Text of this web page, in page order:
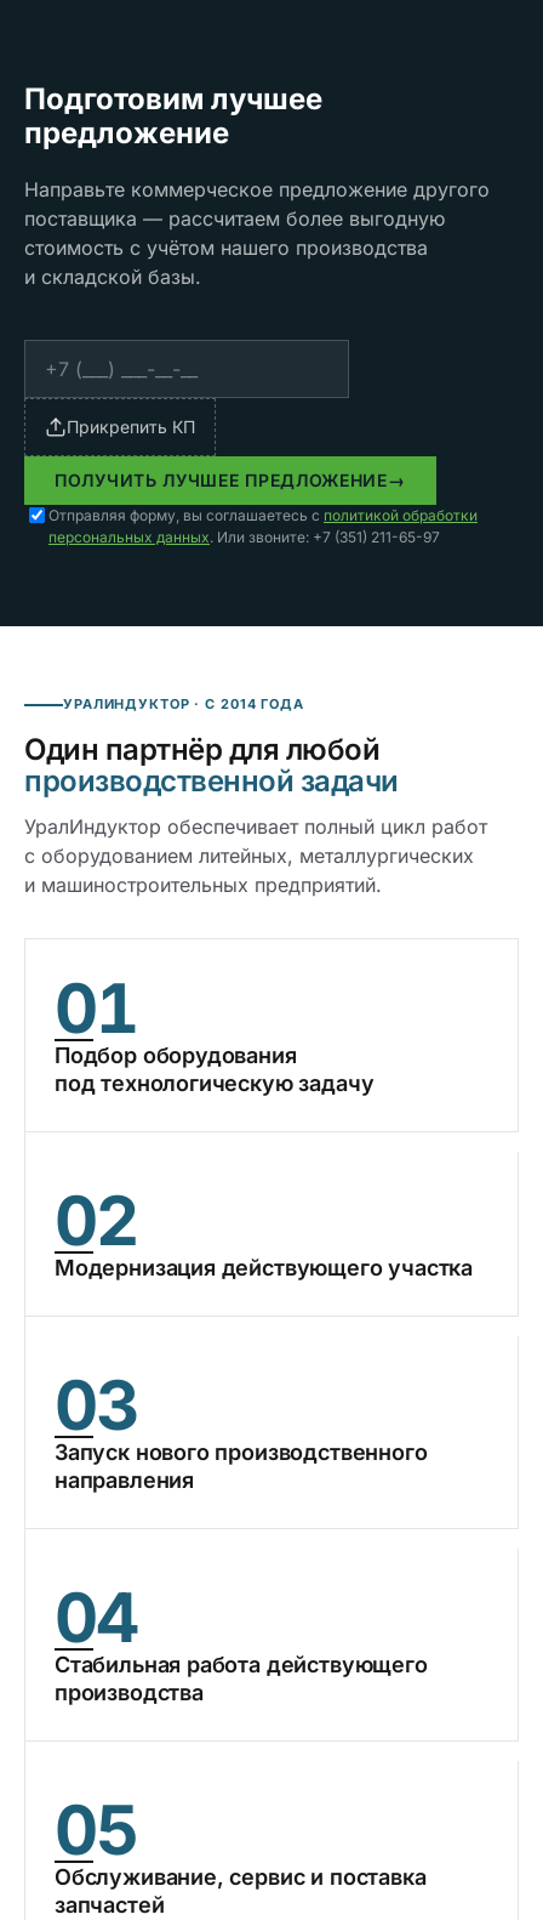
Подготовим лучшее
предложение
Направьте коммерческое предложение другого
поставщика — рассчитаем более выгодную
стоимость с учётом нашего производства
и складской базы.
Прикрепить КП
ПОЛУЧИТЬ ЛУЧШЕЕ ПРЕДЛОЖЕНИЕ→
Отправляя форму, вы соглашаетесь с политикой обработки
персональных данных. Или звоните: +7 (351) 211-65-97
УРАЛИНДУКТОР · С 2014 ГОДА
Один партнёр для любой
производственной задачи
УралИндуктор обеспечивает полный цикл работ
с оборудованием литейных, металлургических
и машиностроительных предприятий.
01
Подбор оборудования
под технологическую задачу
02
Модернизация действующего участка
03
Запуск нового производственного
направления
04
Стабильная работа действующего
производства
05
Обслуживание, сервис и поставка
запчастей